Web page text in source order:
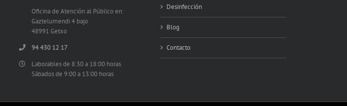
Oficina de Atención al Público en:
Gaztelumendi 4 bajo
48991 Getxo
94 430 12 17
Laborables de 8:30 a 18:00 horas
Sábados de 9:00 a 13:00 horas
Desinfección
Blog
Contacto